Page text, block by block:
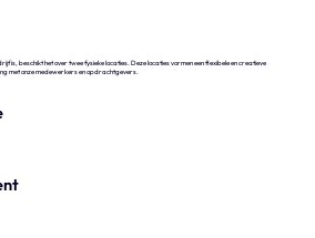
is, beschikt het over twee fysieke locaties. Deze locaties vormen een flexibele en creatieve
met onze medewerkers en opdrachtgevers.